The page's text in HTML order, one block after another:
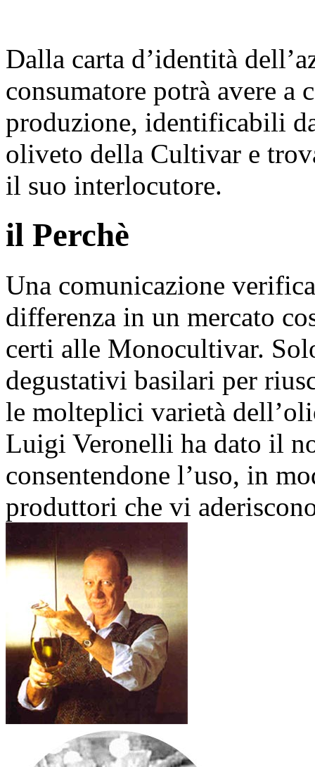
Dalla carta d’identità
consumatore potrà avere
produzione, identificabili
oliveto della Cultivar e
il suo interlocutore.
il Perchè
Una comunicazione
differenza in un mercato
certi alle Monocultivar.
degustativi basilari per
le molteplici varietà
Luigi Veronelli ha dato il
consentendone l’uso, in
produttori che vi